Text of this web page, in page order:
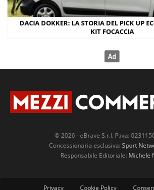
DACIA DOKKER: LA STORIA DEL PICK UP
KIT FOCACCIA
© 2026 - eBrave S.r.l. P.iva:
Concessionaria esclusiva: Sport
Responsabile Editoriale: Michele
Privacy Cookie Policy